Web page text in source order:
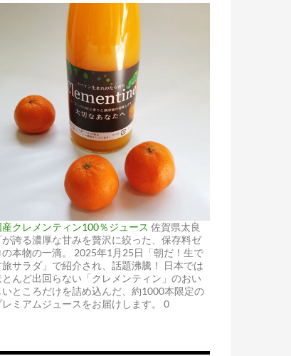
産クレメンティン100％ジュース 佐賀県太良
が誇る濃厚な甘みを贅沢に絞った、保存料ゼ
の本物の一滴。 2025年1月25日「朝だ！生で
旅サラダ」で紹介され、話題沸騰！ 日本では
とんど出回らない「クレメンティン」のおい
いところだけを詰め込んだ、約1000本限定の
レミアムジュースをお届けします。 0